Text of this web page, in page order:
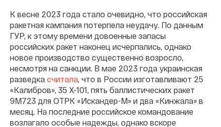
К весне 2023 года стало очевидно, что российская
ракетная кампания потерпела неудачу. По данным
ГУР, к этому времени довоенные запасы
российских ракет наконец исчерпались, однако
новое производство существенно возросло,
несмотря на санкции. В мае 2023 года украинская
разведка считала, что в России изготавливают 25
«Калибров», 35 Х-101, пять баллистических ракет
9М723 для ОТРК «Искандер-М» и два «Кинжала» в
месяц. На последние российское командование
возлагало особые надежды, однако вскоре